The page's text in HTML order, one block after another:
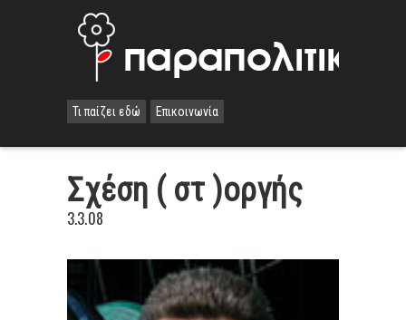
Τι παίζει εδώ Επικοινωνία
Σχέση ( στ )οργής
3.3.08